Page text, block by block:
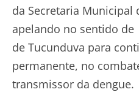
da Secretaria Municipal
apelando no sentido
de Tucunduva para
permanente, no
transmissor da dengue.